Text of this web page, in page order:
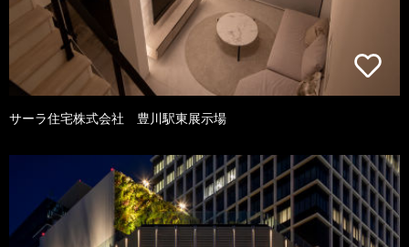
サーラ住宅株式会社 豊川駅東展示場